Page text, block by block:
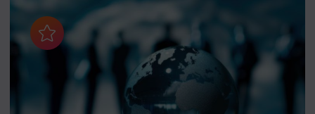
Aggiungi ai preferiti